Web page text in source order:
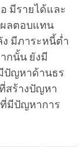
มีรายได้และ
ผลตอบแทน
มีภาระหนี้ต่ำ
กนั้น ยังมี
ปัญหาด้านธร
สร้างปัญหา
มีปัญหาการ